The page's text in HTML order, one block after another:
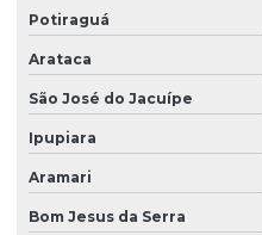
Potiraguá
Arataca
São José do Jacuípe
Ipupiara
Aramari
Bom Jesus da Serra